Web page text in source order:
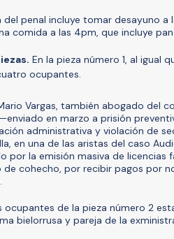
del penal incluye tomar desayuno
comida a las 4pm, que incluye
En la pieza número 1, al igual
ocupantes.
Vargas, también abogado del
—enviado en marzo a prisión
administrativa y violación de
en una de las aristas del caso
por la emisión masiva de licencias
de cohecho, por recibir pagos por
ocupantes de la pieza número 2
bielorrusa y pareja de la